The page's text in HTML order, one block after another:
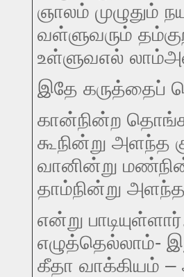
ஞாலம் முழுதும்
வள்ளுவரும்
உள்ளுவஎல்
இதே கருத்தைப்
கான்நின்ற
கூநின்று அளந்த
வானின்று
தாம்நின்று
என்று
எழுத்தெல்லாம்-
கீதா வாக்கியம்